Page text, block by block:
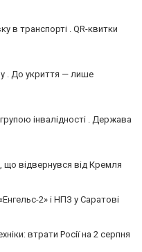
в транспорті . QR-квитки
. До укриття — лише
інвалідності . Держава
відвернувся від Кремля
2» і НПЗ у Саратові
втрати Росії на 2 серпня